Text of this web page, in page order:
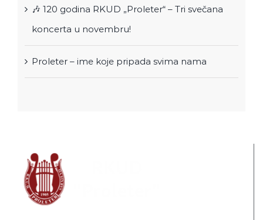
🎶 120 godina RKUD „Proleter“ – Tri svečana
koncerta u novembru!
Proleter – ime koje pripada svima nama